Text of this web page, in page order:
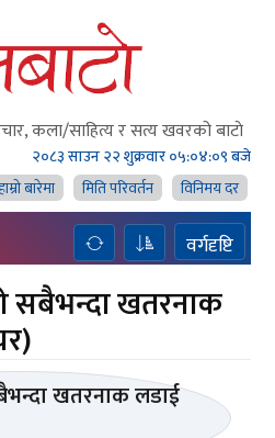
कला/साहित्य र सत्य खवरको बाटाे
२०८३ साउन २२ शुक्रवार०५:०४:०९ बजे
बारेमा
मिति परिवर्तन विनिमय दर
वर्गदृष्टि
सबैभन्दा खतरनाक